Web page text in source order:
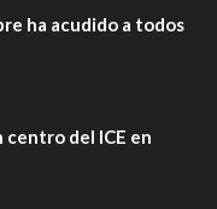
ha acudido a todos
del ICE en